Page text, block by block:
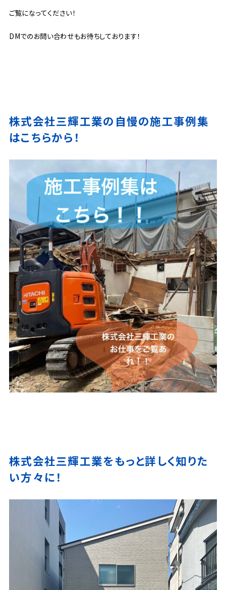
ご覧になってください！
DMでのお問い合わせもお待ちしております！
株式会社三輝工業の自慢の施工事例集
はこちらから！
株式会社三輝工業をもっと詳しく知りた
い方々に！